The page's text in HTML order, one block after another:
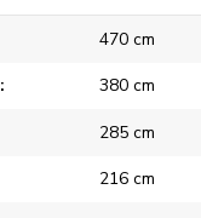
470 cm
380 cm
285 cm
216 cm